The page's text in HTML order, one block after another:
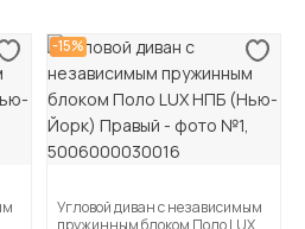
-15%
Угловой диван с независимым
пружинным блоком Поло LUX